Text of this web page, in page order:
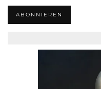
ABONNIEREN